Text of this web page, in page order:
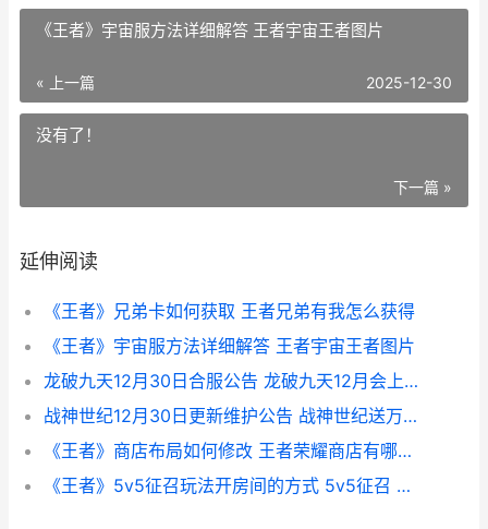
《王者》宇宙服方法详细解答 王者宇宙王者图片
« 上一篇 2025-12-30
没有了！
下一篇 »
延伸阅读
《王者》兄弟卡如何获取 王者兄弟有我怎么获得
《王者》宇宙服方法详细解答 王者宇宙王者图片
龙破九天12月30日合服公告 龙破九天12月会上线吗?
战神世纪12月30日更新维护公告 战神世纪送万抽攻略
《王者》商店布局如何修改 王者荣耀商店有哪些皮肤
《王者》5v5征召玩法开房间的方式 5v5征召 可以上星吗